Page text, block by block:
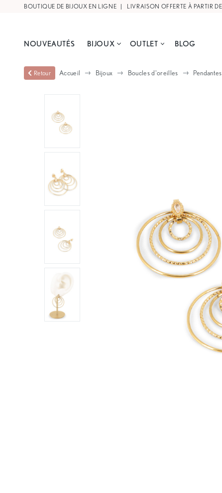
BOUTIQUE DE BIJOUX EN LIGNE |
NOUVEAUTÉS BIJOUX OUTLET BLOG
Retour Accueil Bijoux Boucles d'oreilles Pendantes